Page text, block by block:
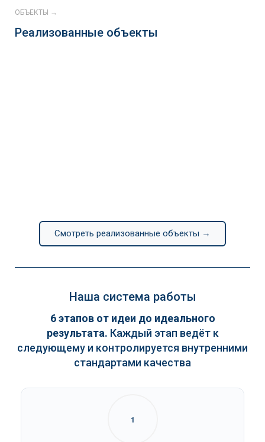
ОБЪЕКТЫ →
Реализованные объекты
Смотреть реализованные объекты →
Наша система работы
6 этапов от идеи до идеального
результата. Каждый этап ведёт к
следующему и контролируется внутренними
стандартами качества
1